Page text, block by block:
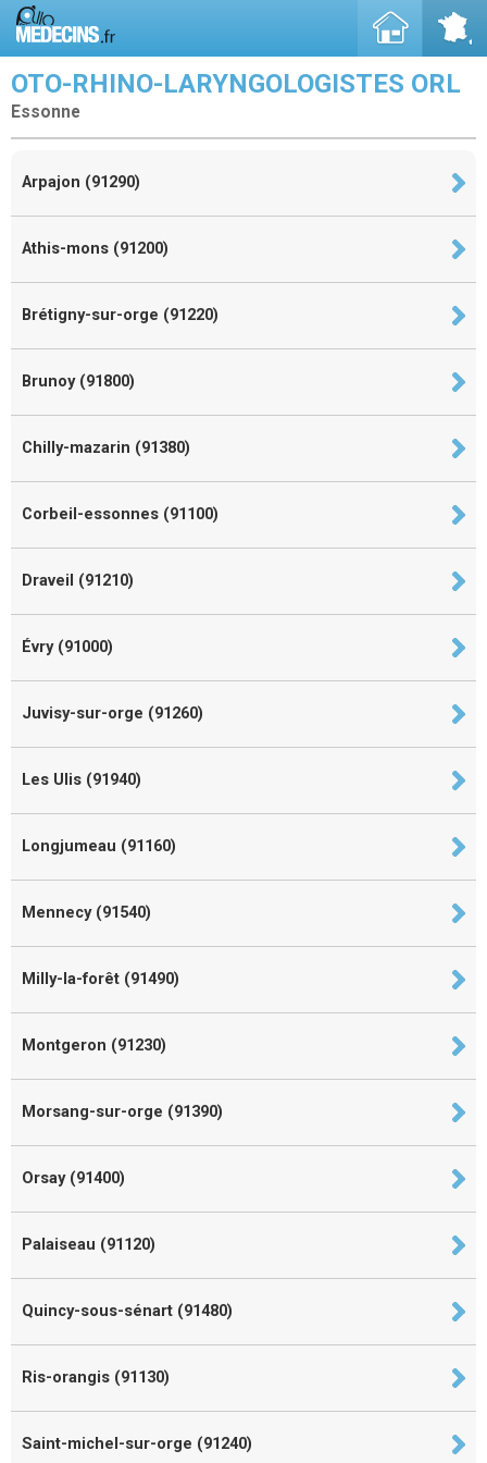
OTO-RHINO-LARYNGOLOGISTES ORL
Essonne
Arpajon (91290)
Athis-mons (91200)
Brétigny-sur-orge (91220)
Brunoy (91800)
Chilly-mazarin (91380)
Corbeil-essonnes (91100)
Draveil (91210)
Évry (91000)
Juvisy-sur-orge (91260)
Les Ulis (91940)
Longjumeau (91160)
Mennecy (91540)
Milly-la-forêt (91490)
Montgeron (91230)
Morsang-sur-orge (91390)
Orsay (91400)
Palaiseau (91120)
Quincy-sous-sénart (91480)
Ris-orangis (91130)
Saint-michel-sur-orge (91240)